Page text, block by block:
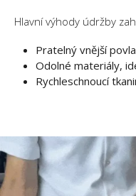
Hlavní výhody údržby
Pratelný vnější
Odolné materiály,
Rychleschnoucí